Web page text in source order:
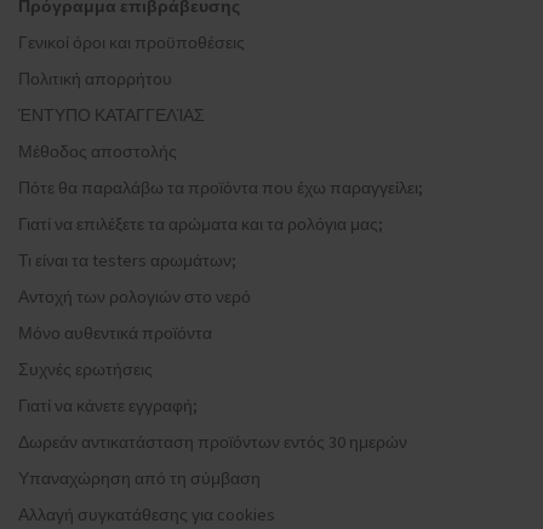
Πρόγραμμα επιβράβευσης
Γενικοί όροι και προϋποθέσεις
Πολιτική απορρήτου
ΈΝΤΥΠΟ ΚΑΤΑΓΓΕΛΊΑΣ
Μέθοδος αποστολής
Πότε θα παραλάβω τα προϊόντα που έχω παραγγείλει;
Γιατί να επιλέξετε τα αρώματα και τα ρολόγια μας;
Τι είναι τα testers αρωμάτων;
Αντοχή των ρολογιών στο νερό
Μόνο αυθεντικά προϊόντα
Συχνές ερωτήσεις
Γιατί να κάνετε εγγραφή;
Δωρεάν αντικατάσταση προϊόντων εντός 30 ημερών
Υπαναχώρηση από τη σύμβαση
Αλλαγή συγκατάθεσης για cookies